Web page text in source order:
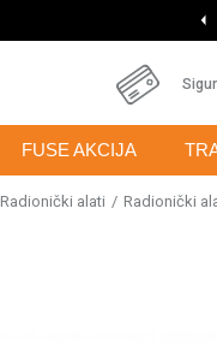
FUSE AKCIJA
Radionički alati Radionički